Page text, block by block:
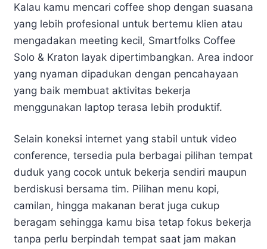
Kalau kamu mencari coffee shop dengan suasana
yang lebih profesional untuk bertemu klien atau
mengadakan meeting kecil, Smartfolks Coffee
Solo & Kraton layak dipertimbangkan. Area indoor
yang nyaman dipadukan dengan pencahayaan
yang baik membuat aktivitas bekerja
menggunakan laptop terasa lebih produktif.
Selain koneksi internet yang stabil untuk video
conference, tersedia pula berbagai pilihan tempat
duduk yang cocok untuk bekerja sendiri maupun
berdiskusi bersama tim. Pilihan menu kopi,
camilan, hingga makanan berat juga cukup
beragam sehingga kamu bisa tetap fokus bekerja
tanpa perlu berpindah tempat saat jam makan